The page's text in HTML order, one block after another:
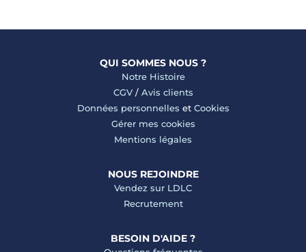
QUI SOMMES NOUS ?
Notre Histoire
CGV/ Avis clients
Données personnelles et Cookies
Gérer mes cookies
Mentions légales
NOUS REJOINDRE
Vendez sur LDLC
Recrutement
BESOIN D'AIDE ?